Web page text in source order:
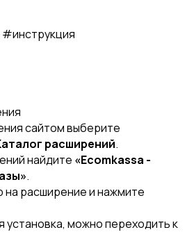
#инструкция
сайтом выберите
расширений.
найдите «Ecomkassa -
.
на расширение и нажмите
установка, можно переходить к